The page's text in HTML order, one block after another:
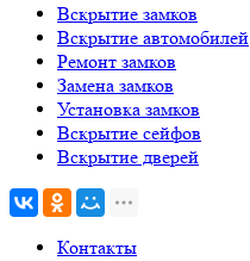
Вскрытие замков
Вскрытие автомобилей
Ремонт замков
Замена замков
Установка замков
Вскрытие сейфов
Вскрытие дверей
Контакты